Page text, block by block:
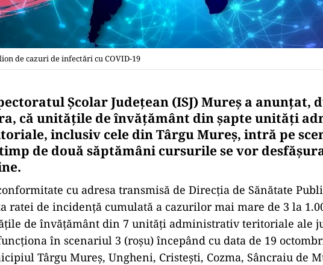
de cazuri de infectări cu COVID-19
Şcolar Judeţean (ISJ) Mureş a anunţat,
că unităţile de învăţământ din şapte unităţi
inclusiv cele din Târgu Mureş, intră pe
de două săptămâni cursurile se vor
cu adresa transmisă de Direcţia de Sănătate
ratei de incidenţă cumulată a cazurilor mai mare de 3 la
de învăţământ din 7 unităţi administrativ teritoriale ale
în scenariul 3 (roşu) începând cu data de 19
Târgu Mureş, Ungheni, Cristeşti, Cozma, Sâncraiu de